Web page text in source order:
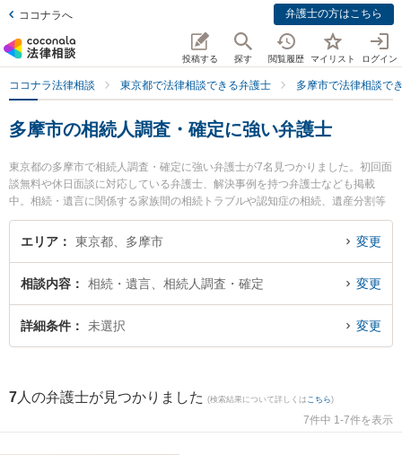
ココナラへ 弁護士の方はこちら
投稿する 探す 閲覧履歴 マイリスト ログイン
ココナラ法律相談 東京都で法律相談できる弁護士 多摩市で法律相談で
多摩市の相続人調査・確定に強い弁護士
東京都の多摩市で相続人調査・確定に強い弁護士が7名見つかりました。初回面
談無料や休日面談に対応している弁護士、解決事例を持つ弁護士なども掲載
中。相続・遺言に関係する家族間の相続トラブルや認知症の相続、遺産分割等
の細かな分野での絞り込み検索もでき便利です。特に多摩オリエンタル法律事
務所の田崎 博実弁護士や古林法律事務所の古林 弘行弁護士、弁護士法人本間総
人調査・確定のトラブルを今すぐに弁護士に相談したい』『相続人調査・確定
のトラブル解決の実績豊富な近くの弁護士を検索したい』『初回相談無料で相
続人調査・確定を法律相談できる多摩市内の弁護士に相談予約したい』などで
エリア 東京都、多摩市 変更
相談内容 相続・遺言、相続人調査・確定 変更
詳細条件 未選択 変更
7 人の弁護士が見つかりました (検索結果について詳しくは こちら)
7件中 1-7件を表示